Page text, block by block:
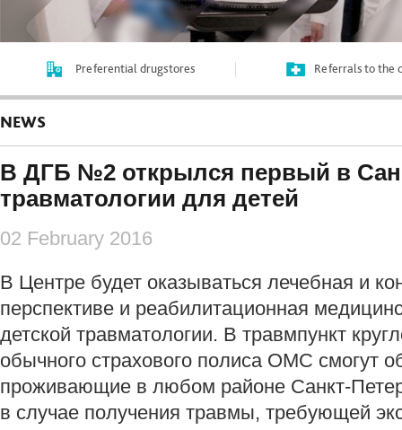
Preferential drugstores Referrals to the
NEWS
В ДГБ №2 открылся первый в
травматологии для детей
02 February 2016
В Центре будет оказываться лечебная и
перспективе и реабилитационная
детской травматологии. В травмпункт
обычного страхового полиса ОМС смогут
проживающие в любом районе Санкт-
в случае получения травмы, требующей